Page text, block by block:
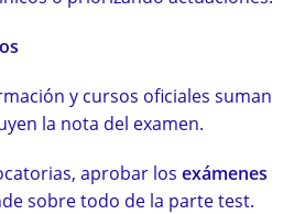
y cursos oficiales suman
la nota del examen.
aprobar los exámenes
sobre todo de la parte test.